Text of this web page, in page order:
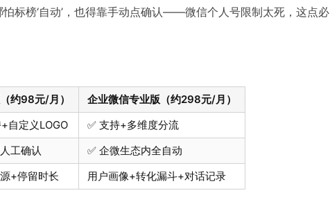
标榜‘自动’，也得靠手动点确认——微信个人号限制太死，这点必
约98元/月）
企业微信专业版（约298元/月）
自定义LOGO
✅ 支持+多维度分流
工确认
✅ 企微生态内全自动
+停留时长 用户画像+转化漏斗+对话记录